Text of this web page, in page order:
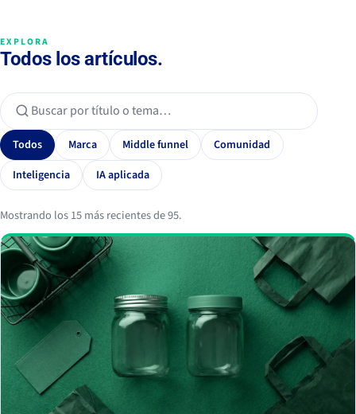
EXPLORA
Todos los artículos.
Todos Marca Middle funnel
Comunidad
Inteligencia
IA aplicada
Mostrando los 15 más recientes de 95.